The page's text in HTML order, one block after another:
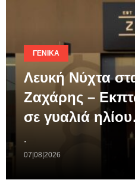
ΓΕΝΙΚΆ
Λευκή Νύχτα
Ζαχάρης –
σε γυαλιά
.
07|08|2026